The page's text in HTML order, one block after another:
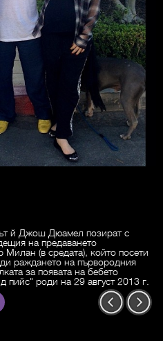
й Джош Дюамел позират с
на предаването
Милан (в средата), който посети
раждането на първородния
за появата на бебето
пийс" роди на 29 август 2013 г.